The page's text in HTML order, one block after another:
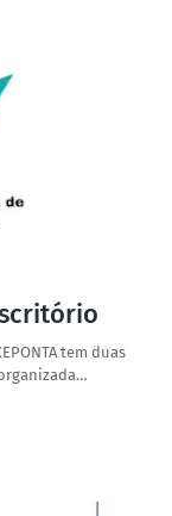
tem duas